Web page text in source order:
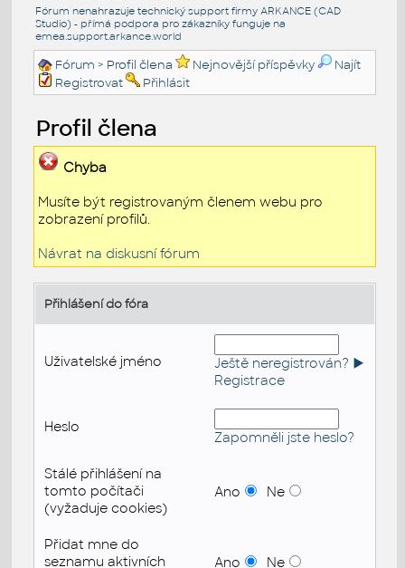
Fórum nenahrazuje technický support firmy ARKANCE (CAD
Studio) - přímá podpora pro zákazníky funguje na
emea.support.arkance.world
Fórum > Profil člena Nejnovější příspěvky
Najít
Registrovat
Přihlásit
Profil člena
Chyba
Musíte být registrovaným členem webu pro
zobrazení profilů.
Návrat na diskusní fórum
Přihlášení do fóra
Uživatelské jméno
Ještě neregistrován? ►
Registrace
Heslo
Zapomněli jste heslo?
Stálé přihlášení na
tomto počítači
(vyžaduje cookies)
Ano Ne
Přidat mne do
seznamu aktivních
Ano Ne